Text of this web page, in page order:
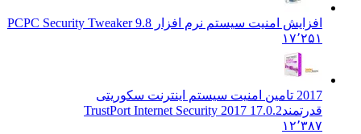
افزایش امنیت سیستم نرم افزار PCPC Security Tweaker 9.8
۱۷٬۲۵۱
2017 تامین امنیت سیستم اینترنت سکوریتی
قدرتمندTrustPort Internet Security 2017 17.0.2
۱۲٬۳۸۷